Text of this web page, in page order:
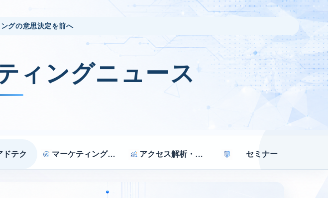
グの意思決定を前へ
ィングニュース
ドテク マーケティング戦略 アクセス解析・効果測定 セミナー